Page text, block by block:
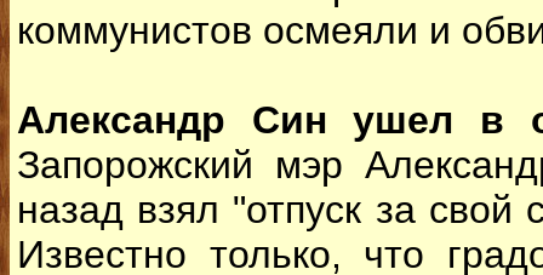
коммунистов осмеяли и
Александр Син ушел в
Запорожский мэр
назад взял "отпуск за свой
Известно только, что